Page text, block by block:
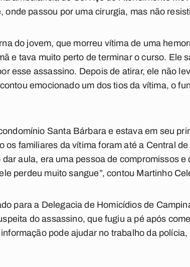
onde passou por uma cirurgia, mas não
do jovem, que morreu vítima de uma
e tava muito perto de terminar o curso. Ele
esse assassino. Depois de atirar, ele não
emocionado um dos tios da vítima, o
Santa Bárbara e estava em seu
os familiares da vítima foram até a Central
aula, era uma pessoa de compromissos
perdeu muito sangue”, contou Martinho
para a Delegacia de Homicídios de
do assassino, que fugiu a pé após
pode ajudar no trabalho da